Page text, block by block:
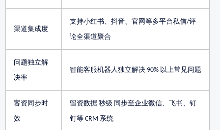
渠道集成度
支持小红书、抖音、官网等多平台私信/评
论全渠道聚合
问题独立解
决率
智能客服机器人独立解决90% 以上常见问题
客资同步时
效
留资数据 秒级 同步至企业微信、飞书、钉
钉等CRM 系统